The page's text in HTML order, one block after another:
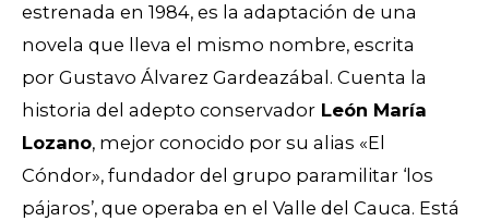
estrenada en 1984, es la adaptación de una
novela que lleva el mismo nombre, escrita
por Gustavo Álvarez Gardeazábal. Cuenta la
historia del adepto conservador León María
Lozano, mejor conocido por su alias «El
Cóndor», fundador del grupo paramilitar ‘los
pájaros’, que operaba en el Valle del Cauca. Está